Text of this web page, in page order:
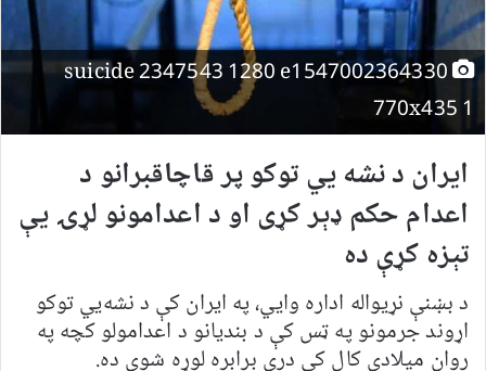
suicide 2347543 1280 e1547002364330
770x435 1
ایران د نشه یي توکو پر قاچاقبرانو د
اعدام حکم ډېر کړی او د اعدامونو لړۍ یې
تېزه کړې ده
د بښنې نړیواله اداره وايي، په ایران کې د نشه‌يي توکو
اړوند جرمونو په ټس کې د بندیانو د اعدامولو کچه په
روان میلادي کال کې درې برابره لوړه شوې ده.